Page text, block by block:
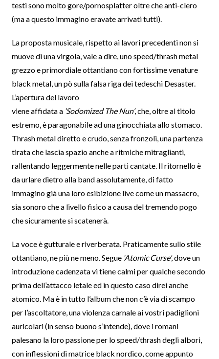
testi sono molto gore/pornosplatter oltre che anti-clero
(ma a questo immagino eravate arrivati tutti).
La proposta musicale, rispetto ai lavori precedenti non si
muove di una virgola, vale a dire, uno speed/thrash metal
grezzo e primordiale ottantiano con fortissime venature
black metal, un pò sulla falsa riga dei tedeschi Desaster.
L’apertura del lavoro
viene affidata a ‘Sodomized The Nun’, che, oltre al titolo
estremo, è paragonabile ad una ginocchiata allo stomaco.
Thrash metal diretto e crudo, senza fronzoli, una partenza
tirata che lascia spazio anche a ritmiche mitraglianti,
rallentando leggermente nelle parti cantate. Il ritornello è
da urlare dietro alla band assolutamente, di fatto
immagino già una loro esibizione live come un massacro,
sia sonoro che a livello fisico a causa del tremendo pogo
che sicuramente si scatenerà.
La voce è gutturale e riverberata. Praticamente sullo stile
ottantiano, ne più ne meno. Segue ‘Atomic Curse’, dove un
introduzione cadenzata vi tiene calmi per qualche secondo
prima dell’attacco letale ed in questo caso direi anche
atomico. Ma è in tutto l’album che non c’è via di scampo
per l’ascoltatore, una violenza carnale ai vostri padiglioni
auricolari (in senso buono s’intende), dove i romani
palesano la loro passione per lo speed/thrash degli albori,
con inflessioni di matrice black nordico, come appunto